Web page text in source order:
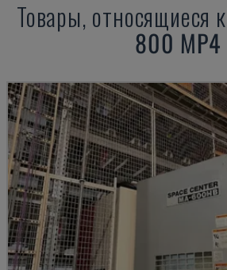
Товары, относящиеся к
800 MP4